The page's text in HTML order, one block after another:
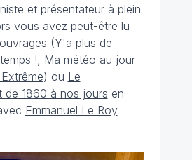
et présentateur à plein
vous avez peut-être lu
(Y'a plus de
!, Ma météo au jour
) ou Le
de 1860 à nos jours en
Emmanuel Le Roy